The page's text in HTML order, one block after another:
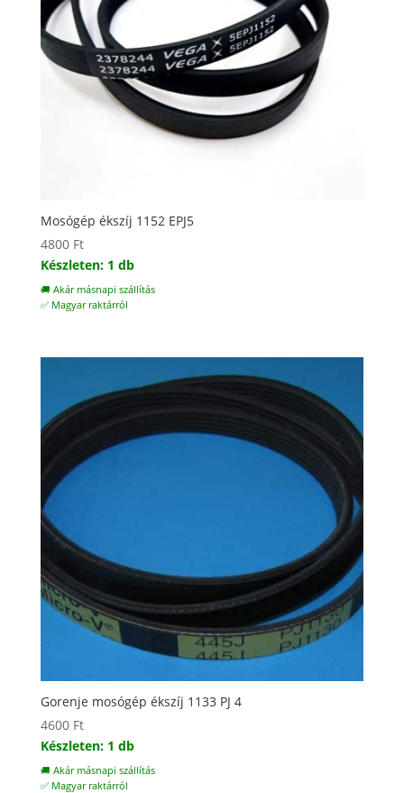
Mosógép ékszíj 1152 EPJ5
4800 Ft
Készleten: 1 db
🚚 Akár másnapi szállítás
✅ Magyar raktárról
Gorenje mosógép ékszíj 1133 PJ 4
4600 Ft
Készleten: 1 db
🚚 Akár másnapi szállítás
✅ Magyar raktárról